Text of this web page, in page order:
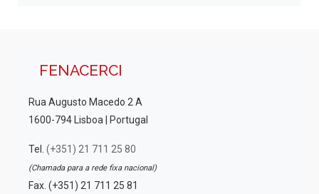
FENACERCI
Rua Augusto Macedo 2 A
1600-794 Lisboa | Portugal
Tel. (+351) 21 711 25 80
(Chamada para a rede fixa nacional)
Fax. (+351) 21 711 25 81